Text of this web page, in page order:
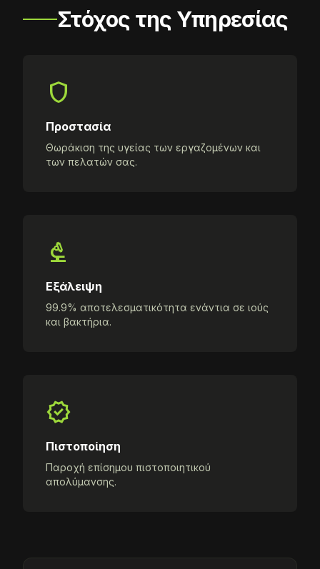
Στόχος της Υπηρεσίας
shield
Προστασία
Θωράκιση της υγείας των εργαζομένων και
των πελατών σας.
biotech
Εξάλειψη
99.9% αποτελεσματικότητα ενάντια σε ιούς
και βακτήρια.
verified
Πιστοποίηση
Παροχή επίσημου πιστοποιητικού
απολύμανσης.